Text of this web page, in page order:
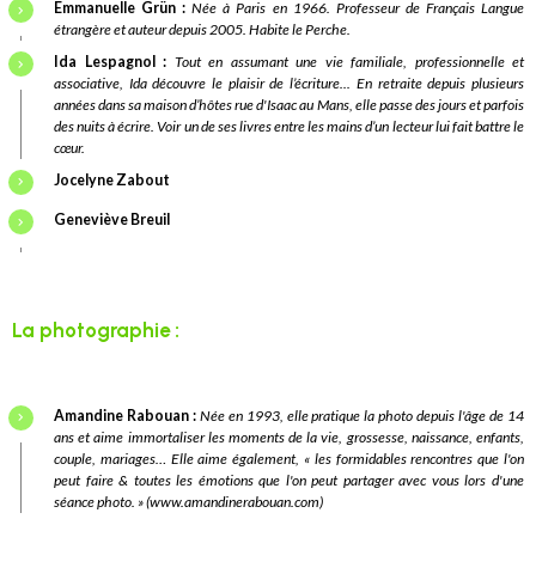
Emmanuelle Grün :Née à Paris en 1966. Professeur de Français Langue
étrangère et auteur depuis 2005. Habite le Perche.
Ida Lespagnol : Tout en assumant une vie familiale, professionnelle et
associative, Ida découvre le plaisir de l’écriture... En retraite depuis plusieurs
années dans sa maison d’hôtes rue d'Isaac au Mans, elle passe des jours et parfois
des nuits à écrire. Voir un de ses livres entre les mains d’un lecteur lui fait battre le
cœur.
Jocelyne Zabout
Geneviève Breuil
La photographie :
Amandine Rabouan : Née en 1993, elle pratique la photo depuis l'âge de 14
ans et aime immortaliser les moments de la vie, grossesse, naissance, enfants,
couple, mariages… Elle aime également, « les formidables rencontres que l'on
peut faire & toutes les émotions que l'on peut partager avec vous lors d'une
séance photo. » (www.amandinerabouan.com)